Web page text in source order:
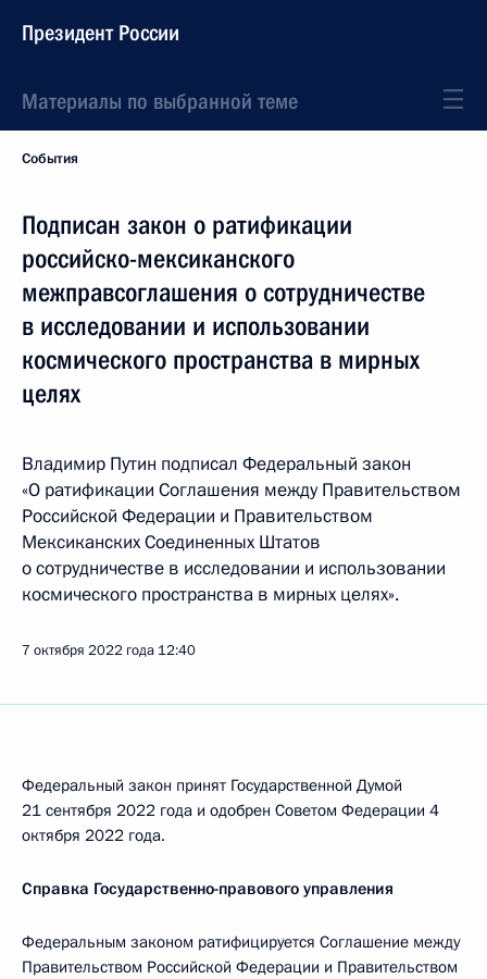
Президент России
Материалы по выбранной теме
События
Подписан закон о ратификации
российско-мексиканского
межправсоглашения о сотрудничестве
в исследовании и использовании
космического пространства в мирных
целях
Владимир Путин подписал Федеральный закон
«О ратификации Соглашения между Правительством
Российской Федерации и Правительством
Мексиканских Соединенных Штатов
о сотрудничестве в исследовании и использовании
космического пространства в мирных целях».
7 октября 2022 года 12:40
Федеральный закон принят Государственной Думой
21 сентября 2022 года и одобрен Советом Федерации 4
октября 2022 года.
Справка Государственно-правового управления
Федеральным законом ратифицируется Соглашение между
Правительством Российской Федерации и Правительством